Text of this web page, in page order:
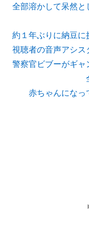
全部溶かして呆然
約１年ぶりに納豆に
視聴者の音声アシス
警察官ビブーがギ
赤ちゃんになっ